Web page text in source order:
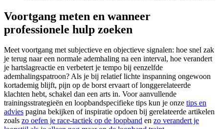
Voortgang meten en wanneer
professionele hulp zoeken
Meet voortgang met subjectieve en objectieve signalen: hoe snel zak
je terug naar een normale ademhaling na een interval, hoe verandert
je hartslagreactie en verbetert je tempo bij eenzelfde
ademhalingspatroon? Als je bij relatief lichte inspanning ongewoon
kortademig blijft, pijn op de borst ervaart of longgerelateerde
klachten hebt, schakel dan een arts in. Voor aanvullende
trainingsstrategieën en loopbandspecifieke tips kun je onze tips en
advies pagina bekijken of inspiratie opdoen bij gerelateerde artikelen
zoals zo oefen je race-tactiek op de loopband en zo verandert je